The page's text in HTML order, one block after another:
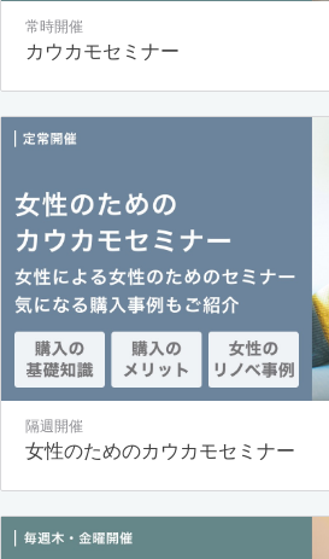
常時開催
カウカモセミナー
隔週開催
女性のためのカウカモセミナー